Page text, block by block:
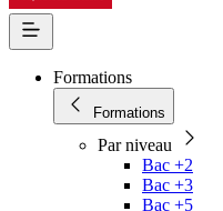
Formations
Formations
Par niveau
Bac +2
Bac +3
Bac +5